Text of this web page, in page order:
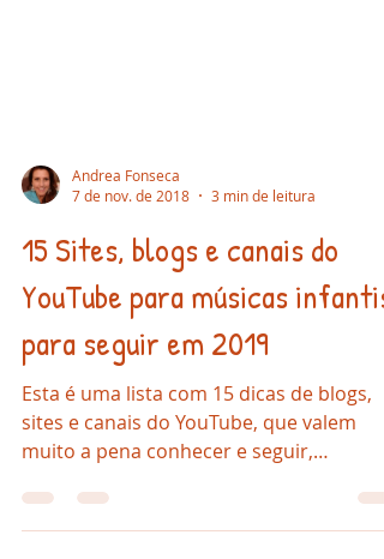
Andrea Fonseca
15 Sites, blogs e canais do
YouTube para músicas infantis
para seguir em 2019